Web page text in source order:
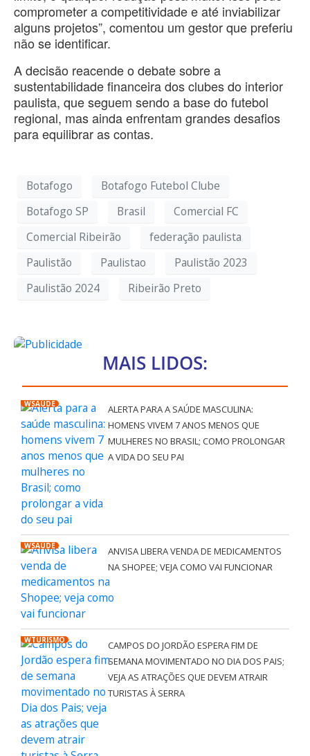
comprometer a competitividade e até inviabilizar
alguns projetos”, comentou um gestor que preferiu
não se identificar.
A decisão reacende o debate sobre a
sustentabilidade financeira dos clubes do interior
paulista, que seguem sendo a base do futebol
regional, mas ainda enfrentam grandes desafios
para equilibrar as contas.
Botafogo
Botafogo Futebol Clube
Botafogo SP
Brasil
Comercial FC
Comercial Ribeirão
federação paulista
Paulistão
Paulistao
Paulistão 2023
Paulistão 2024
Ribeirão Preto
MAIS LIDOS:
WSAÚDE
ALERTA PARA A SAÚDE MASCULINA:
HOMENS VIVEM 7 ANOS MENOS QUE
MULHERES NO BRASIL; COMO PROLONGAR
A VIDA DO SEU PAI
WSAÚDE
ANVISA LIBERA VENDA DE MEDICAMENTOS
NA SHOPEE; VEJA COMO VAI FUNCIONAR
WTURISMO
CAMPOS DO JORDÃO ESPERA FIM DE
SEMANA MOVIMENTADO NO DIA DOS PAIS;
VEJA AS ATRAÇÕES QUE DEVEM ATRAIR
TURISTAS À SERRA